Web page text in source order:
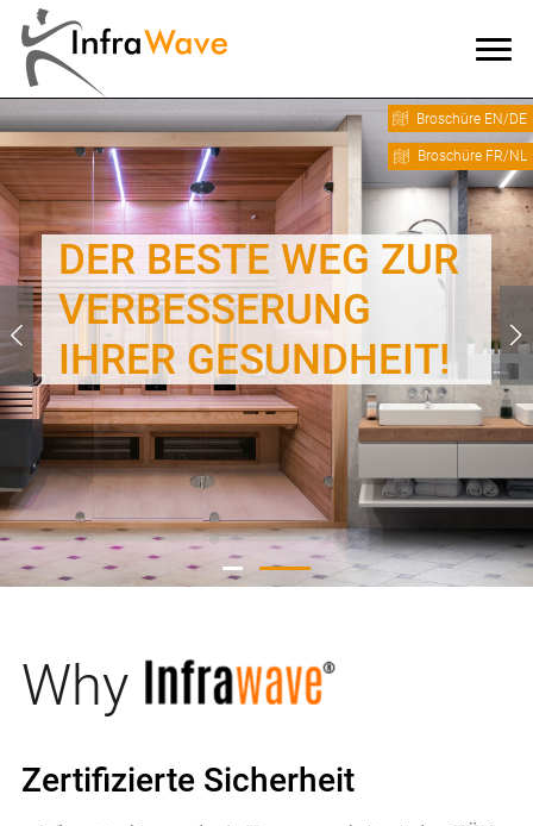
Broschüre EN/DE
Broschüre FR/NL
WEG ZUR
DER
IHRER
Why
Zertifizierte Sicherheit